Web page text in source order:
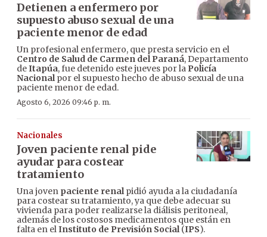
Detienen a enfermero por
supuesto abuso sexual de una
paciente menor de edad
Un profesional enfermero, que presta servicio en el
Centro de Salud de Carmen del Paraná, Departamento
deItapúa, fue detenido este jueves por la Policía
Nacionalpor el supuesto hecho de abuso sexual de una
paciente menor de edad.
Agosto 6, 2026 09:46 p. m.
Nacionales
Joven paciente renal pide
ayudar para costear
tratamiento
Una joven paciente renalpidió ayuda a la ciudadanía
para costear su tratamiento, ya que debe adecuar su
vivienda para poder realizarse la diálisis peritoneal,
además de los costosos medicamentos que están en
falta en elInstituto de Previsión Social(IPS).